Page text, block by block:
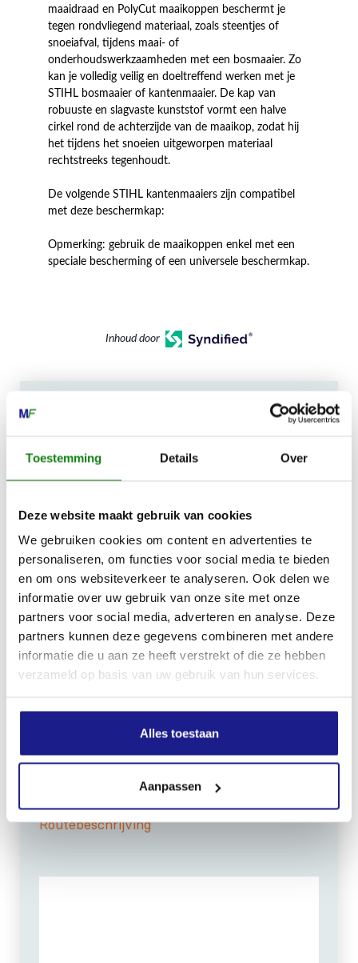
Toestemming Details Over
Deze website maakt gebruik van cookies
We gebruiken cookies om content en advertenties te
personaliseren, om functies voor social media te bieden
en om ons websiteverkeer te analyseren. Ook delen we
informatie over uw gebruik van onze site met onze
partners voor social media, adverteren en analyse. Deze
partners kunnen deze gegevens combineren met andere
informatie die u aan ze heeft verstrekt of die ze hebben
verzameld op basis van uw gebruik van hun services.
Alles toestaan
Aanpassen
maaidraad en PolyCut maaikoppen beschermt je
tegen rondvliegend materiaal, zoals steentjes of
snoeiafval, tijdens maai- of
onderhoudswerkzaamheden met een bosmaaier. Zo
kan je volledig veilig en doeltreffend werken met je
STIHL bosmaaier of kantenmaaier. De kap van
robuuste en slagvaste kunststof vormt een halve
cirkel rond de achterzijde van de maaikop, zodat hij
het tijdens het snoeien uitgeworpen materiaal
rechtstreeks tegenhoudt.
De volgende STIHL kantenmaaiers zijn compatibel
met deze beschermkap:
Opmerking: gebruik de maaikoppen enkel met een
speciale bescherming of een universele beschermkap.
Inhoud door
Kiehoek 26
0517-396800
info@mechanisatiefraneker.nl
Bij storing:06-83139573
Maandag t/m vrijdag: 07:30 - 17:00
Zaterdag: 09:00 - 12:00
Zondag: gesloten
Routebeschrijving